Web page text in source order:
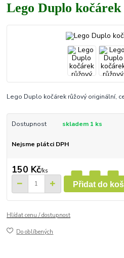
Lego Duplo
Lego Duplo kočárek růžový originální,
Dostupnost skladem 1 ks
Nejsme plátci DPH
150 Kč/ks
Přidat do
Hlídat cenu / dostupnost
Do oblíbených